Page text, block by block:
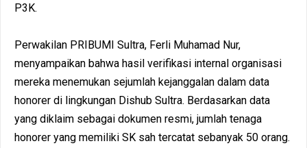
P3K.
Perwakilan PRIBUMI Sultra, Ferli Muhamad Nur,
menyampaikan bahwa hasil verifikasi internal organisasi
mereka menemukan sejumlah kejanggalan dalam data
honorer di lingkungan Dishub Sultra. Berdasarkan data
yang diklaim sebagai dokumen resmi, jumlah tenaga
honorer yang memiliki SK sah tercatat sebanyak 50 orang.